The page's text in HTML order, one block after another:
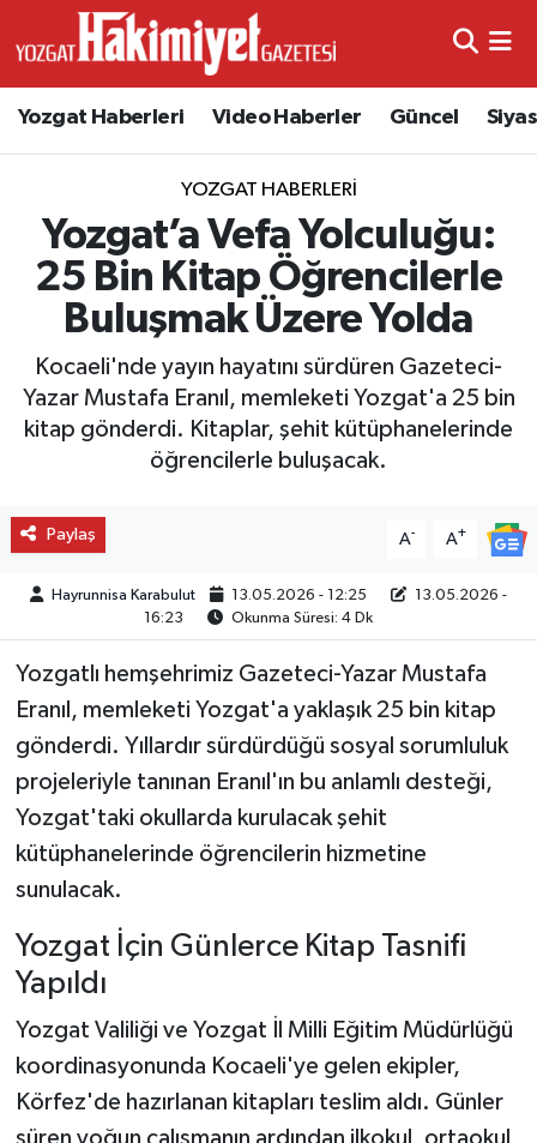
Yozgat Haberleri Video Haberler Güncel
YOZGAT HABERLERI
Yozgat’a Vefa Yolculuğu:
25 Bin Kitap Öğrencilerle
Buluşmak Üzere Yolda
Kocaeli'nde yayın hayatını sürdüren Gazeteci-
Yazar Mustafa Eranıl, memleketi Yozgat'a 25 bin
kitap gönderdi. Kitaplar, şehit kütüphanelerinde
öğrencilerle buluşacak.
Paylaş A- A+
Hayrunnisa Karabulut 13.05.2026 - 12:25
13.05.2026 -
16:23
Okunma Süresi: 4 Dk
Yozgatlı hemşehrimiz Gazeteci-Yazar Mustafa
Eranıl, memleketi Yozgat'a yaklaşık 25 bin kitap
gönderdi. Yıllardır sürdürdüğü sosyal sorumluluk
projeleriyle tanınan Eranıl'ın bu anlamlı desteği,
Yozgat'taki okullarda kurulacak şehit
kütüphanelerinde öğrencilerin hizmetine
sunulacak.
Yozgat İçin Günlerce Kitap Tasnifi
Yapıldı
Yozgat Valiliği ve Yozgat İl Milli Eğitim Müdürlüğü
koordinasyonunda Kocaeli'ye gelen ekipler,
Körfez'de hazırlanan kitapları teslim aldı. Günler